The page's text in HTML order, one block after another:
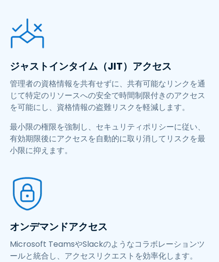
ジャストインタイム（JIT）アクセス
管理者の資格情報を共有せずに、共有可能なリンクを通
じて特定のリソースへの安全で時間制限付きのアクセス
を可能にし、資格情報の盗難リスクを軽減します。​
最小限の権限を強制し、セキュリティポリシーに従い、
有効期限後にアクセスを自動的に取り消してリスクを最
小限に抑えます。​
オンデマンドアクセス
Microsoft TeamsやSlackのようなコラボレーションツ
ールと統合し、アクセスリクエストを効率化します。